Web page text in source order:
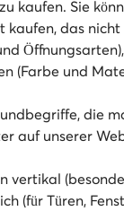
kaufen. Sie
kaufen, das nicht
(Farbe und
die
auf unserer
vertikal
(für Türen,